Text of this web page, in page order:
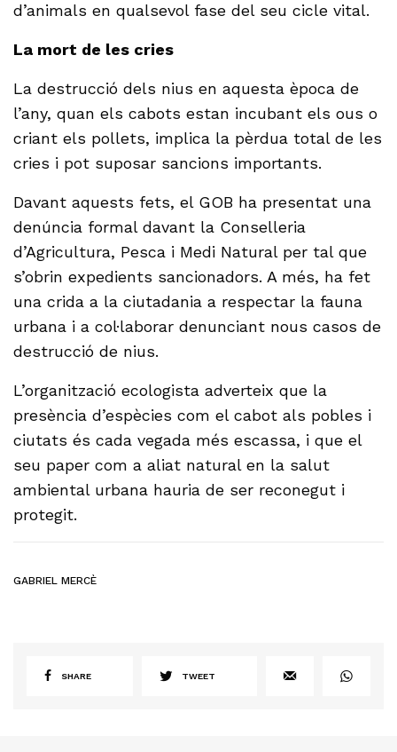
d’animals en qualsevol fase del seu cicle vital.
La mort de les cries
La destrucció dels nius en aquesta època de
l’any, quan els cabots estan incubant els ous o
criant els pollets, implica la pèrdua total de les
cries i pot suposar sancions importants.
Davant aquests fets, el GOB ha presentat una
denúncia formal davant la Conselleria
d’Agricultura, Pesca i Medi Natural per tal que
s’obrin expedients sancionadors. A més, ha fet
una crida a la ciutadania a respectar la fauna
urbana i a col·laborar denunciant nous casos de
destrucció de nius.
L’organització ecologista adverteix que la
presència d’espècies com el cabot als pobles i
ciutats és cada vegada més escassa, i que el
seu paper com a aliat natural en la salut
ambiental urbana hauria de ser reconegut i
protegit.
GABRIEL MERCÈ
SHARE TWEET